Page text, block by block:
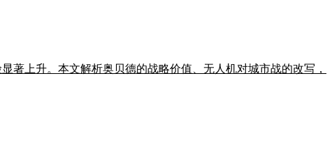
著上升。本文解析奥贝德的战略价值、无人机对城市战的改写，